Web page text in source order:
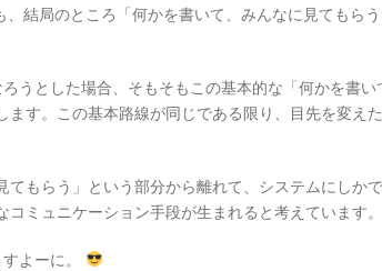
結局のところ「何かを書いて、みんなに見てもら
うとした場合、そもそもこの基本的な「何かを書
ます。この基本路線が同じである限り、目先を変え
てもらう」という部分から離れて、システムにし
コミュニケーション手段が生まれると考えています。
よーに。